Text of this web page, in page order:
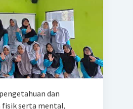
dan
fisik serta mental,